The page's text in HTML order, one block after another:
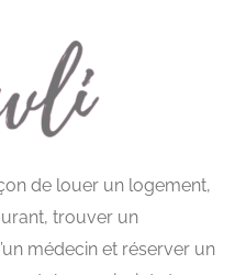
de louer un logement,
trouver un
médecin et réserver un